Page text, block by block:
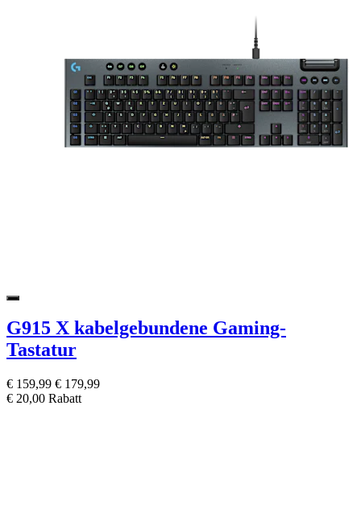
G915 X kabelgebundene Gaming-
Tastatur
€ 159,99 € 179,99
€ 20,00 Rabatt